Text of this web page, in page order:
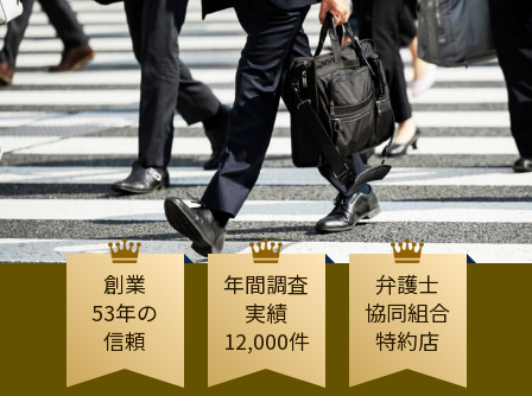
創業
53年の
信頼
年間調査
実績
12,000件
弁護士
協同組合
特約店